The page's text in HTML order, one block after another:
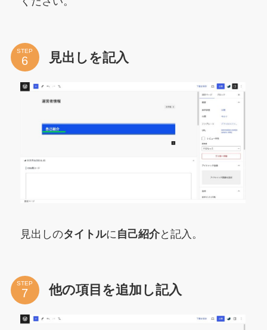
STEP 見出しを記入
見出しのタイトルに 自己紹介と記入。
STEP 他の項目を追加し記入